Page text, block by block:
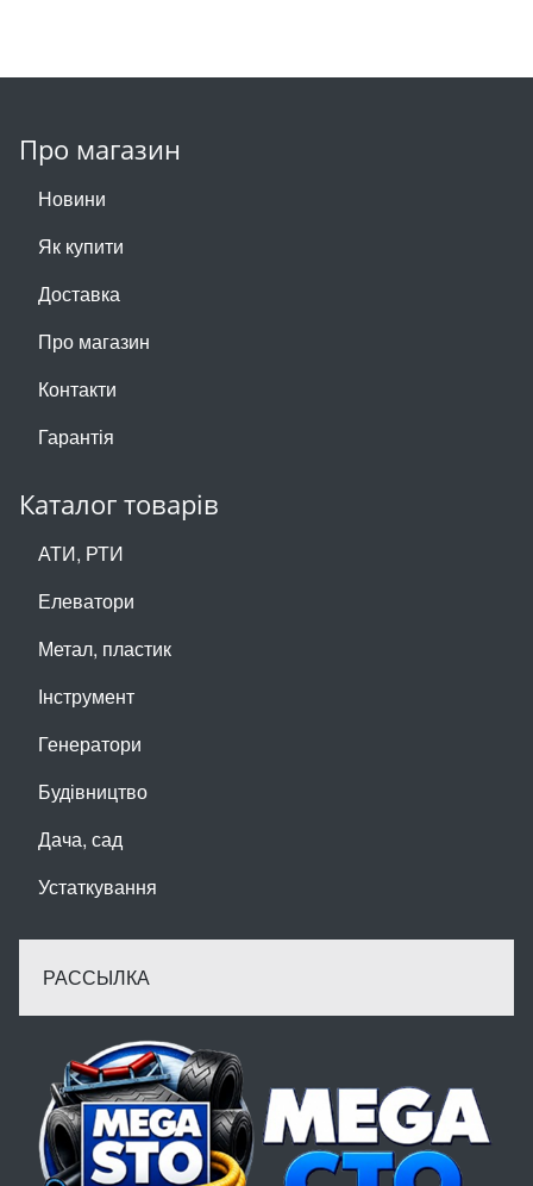
Про магазин
Новини
Як купити
Доставка
Про магазин
Контакти
Гарантія
Каталог товарів
АТИ, РТИ
Елеватори
Метал, пластик
Інструмент
Генератори
Будівництво
Дача, сад
Устаткування
РАССЫЛКА